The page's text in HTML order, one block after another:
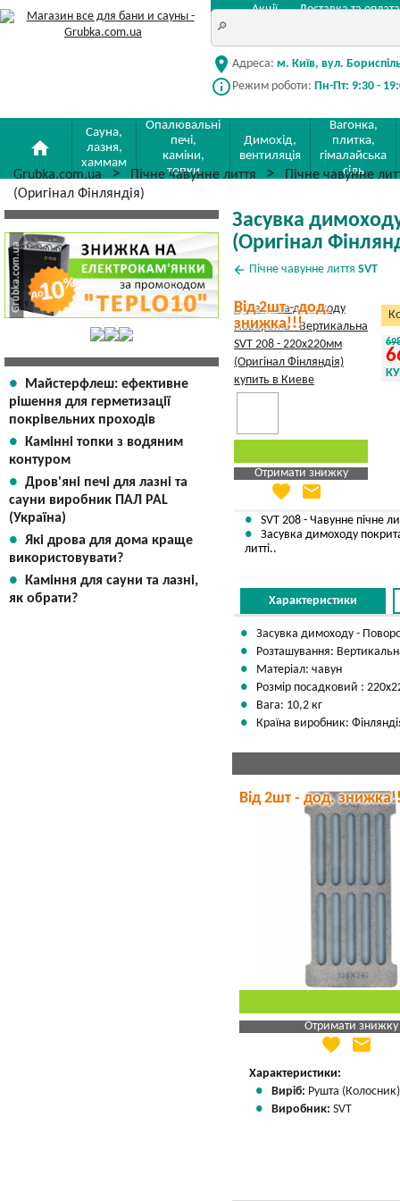
Акції Доставка та оплата
location_on Адреса: м. Київ, вул.
info_outline Режим роботи: Пн-Пт: 9:30 -
home
Сауна,
лазня,
хаммам
Опалювальні
печі,
каміни,
топки
Димохід,
вентиляція
Вагонка,
плитка,
гімалайська
сіль
Grubka.com.ua Пічне чавунне лиття
Пічне чавунне
(Оригінал Фінляндія)
Майстерфлеш: ефективне
рішення для герметизації
покрівельних проходів
Камінні топки з водяним
контуром
Дров'яні печі для лазні та
сауни виробник ПАЛ PAL
(Україна)
Які дрова для дома краще
використовувати?
Каміння для сауни та лазні,
як обрати?
Засувка
(Оригінал
arrow_back Пічне чавунне лиття SVT
Від 2шт - дод.
знижка!!!
Отримати знижку
Яка Ваша ціна
Вказати мою ціну
favorite email
SVT 208 - Чавунне пічне
Засувка димоходу
литті..
Характеристики
Засувка димоходу -
Розташування:
Матеріал: чавун
Розмір посадковий :
Вага: 10,2 кг
Країна виробник:
Від 2шт - дод.
Отримати знижку
Яка Ваша ціна
Вказати мою ціну
favorite email
Характеристики:
Виріб: Рушта
Виробник: SVT